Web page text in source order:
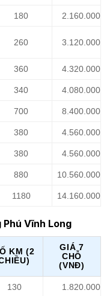
180 2.160.000
260 3.120.000
360 4.320.000
340 4.080.000
700 8.400.000
380 4.560.000
380 4.560.000
880 10.560.000
1180 14.160.000
Vĩnh Long
KM (2
GIÁ 7
CHỖ
(VNĐ)
130 1.820.000